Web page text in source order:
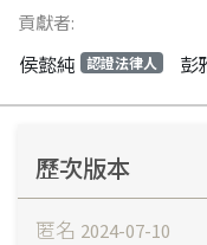
貢獻者:
侯懿純 認證法律人 彭
歷次版本
匿名 2024-07-10